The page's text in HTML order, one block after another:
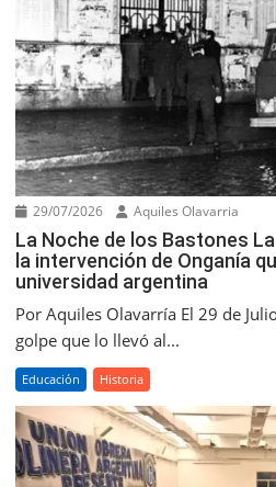
29/07/2026 Aquiles Olavarria
La Noche de los Bastones
la intervención de Onganía
universidad argentina
Por Aquiles Olavarría El 29 de
golpe que lo llevó al...
Educación Historia